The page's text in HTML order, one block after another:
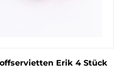
Erik 4 Stück